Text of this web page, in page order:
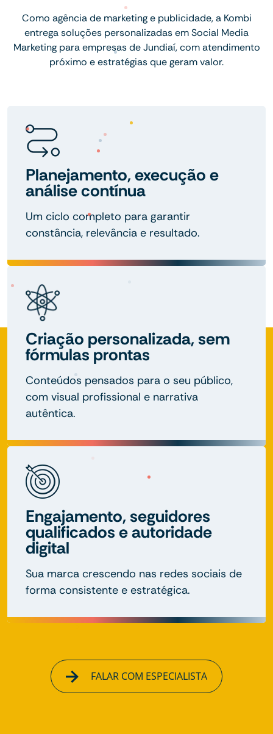
Como agência de marketing e publicidade, a Kombi
entrega soluções personalizadas em Social Media
Marketing para empresas de Jundiaí, com atendimento
próximo e estratégias que geram valor.
Planejamento, execução e
análise contínua
Um ciclo completo para garantir
constância, relevância e resultado.
Criação personalizada, sem
fórmulas prontas
Conteúdos pensados para o seu público,
com visual profissional e narrativa
autêntica.
Engajamento, seguidores
qualificados e autoridade
digital
Sua marca crescendo nas redes sociais de
forma consistente e estratégica.
FALAR COM ESPECIALISTA